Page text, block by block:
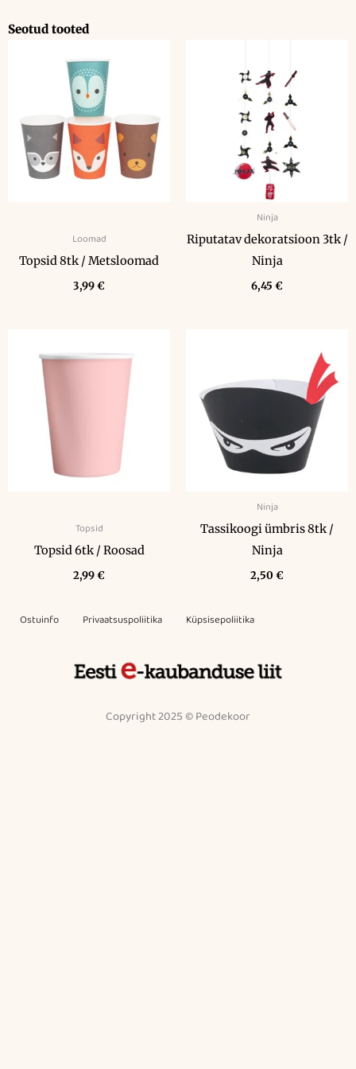
Seotud tooted
Loomad
Topsid 8tk / Metsloomad
3,99€
Ninja
Riputatav dekoratsioon 3tk /
Ninja
6,45 €
Topsid
Topsid 6tk / Roosad
2,99€
Ninja
Tassikoogi ümbris 8tk /
Ninja
2,50 €
Ostuinfo Privaatsuspoliitika Küpsisepoliitika
Copyright 2025 © Peodekoor